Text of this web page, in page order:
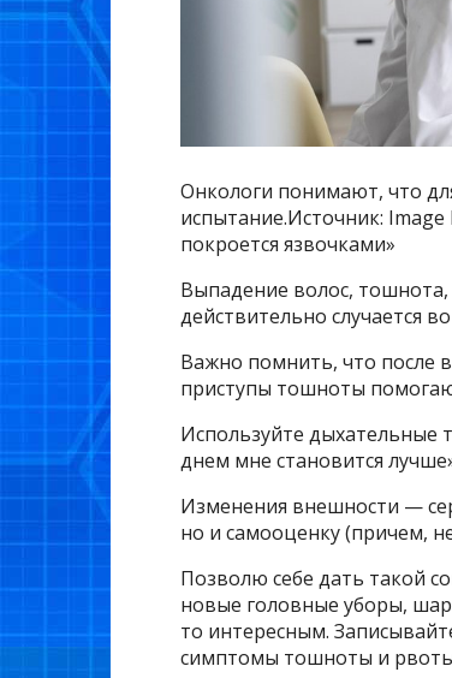
Онкологи понимают, что
испытание.Источник:
покроется язвочками»
Выпадение волос,
действительно случается
Важно помнить, что после
приступы тошноты
Используйте дыхательные
днем мне становится
Изменения внешности —
но и самооценку (причем,
Позволю себе дать такой
новые головные уборы,
то интересным.
симптомы тошноты и